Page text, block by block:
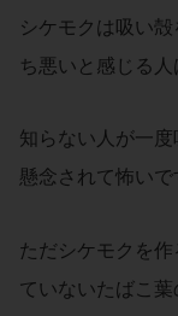
シケモクは吸い
ち悪いと感じる人
知らない人が一
懸念されて怖いで
ただシケモクを
ていないたばこ